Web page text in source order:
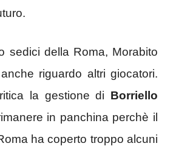
sedici della Roma, Morabito
riguardo altri giocatori.
la gestione di Borriello
in panchina perchè il
ha coperto troppo alcuni